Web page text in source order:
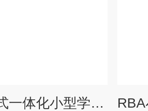
RBA地埋式一体化小型学校污水处理设备有哪些